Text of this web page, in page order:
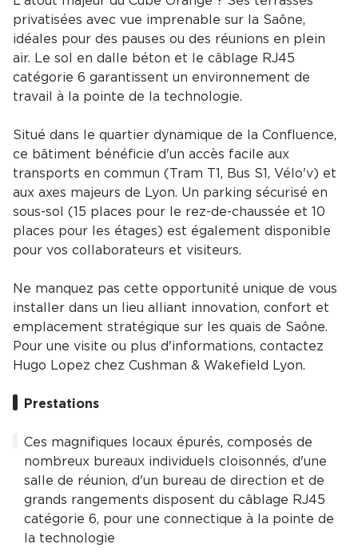
privatisées avec vue imprenable sur la Saône,
idéales pour des pauses ou des réunions en plein
air. Le sol en dalle béton et le câblage RJ45
catégorie 6 garantissent un environnement de
travail à la pointe de la technologie.
Situé dans le quartier dynamique de la Confluence,
ce bâtiment bénéficie d'un accès facile aux
transports en commun (Tram T1, Bus S1, Vélo'v) et
aux axes majeurs de Lyon. Un parking sécurisé en
sous-sol (15 places pour le rez-de-chaussée et 10
places pour les étages) est également disponible
pour vos collaborateurs et visiteurs.
Ne manquez pas cette opportunité unique de vous
installer dans un lieu alliant innovation, confort et
emplacement stratégique sur les quais de Saône.
Pour une visite ou plus d'informations, contactez
Hugo Lopez chez Cushman & Wakefield Lyon.
Prestations
Ces magnifiques locaux épurés, composés de
nombreux bureaux individuels cloisonnés, d'une
salle de réunion, d'un bureau de direction et de
grands rangements disposent du câblage RJ45
catégorie 6, pour une connectique à la pointe de
la technologie